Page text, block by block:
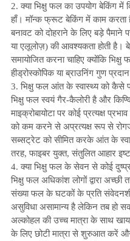
2. क्या भिक्षु फल का उपयोग बेकिंग में
हाँ। मॉन्क फ्रूट बेकिंग में काम करता
बनावट को दोहराने के लिए बड़े पैमाने
या एलूलोज़) की आवश्यकता होती है।
समायोजित करना चाहिए क्योंकि
हीड्रोस्कोपिक या ब्राउनिंग गुण
3. भिक्षु फल आंत के स्वास्थ्य को कैसे
भिक्षु फल स्वयं गैर-कैलोरी है और
माइक्रोबायोटा पर कोई प्रत्यक्ष
को कम करने से अप्रत्यक्ष रूप से
सब्सट्रेट को सीमित करके आंत के
तरह, फाइबर युक्त, संतुलित आहार
4. क्या भिक्षु फल के सेवन से कोई
भिक्षु फल अधिकांश लोगों द्वारा
संख्या फल के घटकों के प्रति
असुविधा असामान्य है लेकिन तब हो
अल्कोहल की उच्च मात्रा के साथ
के लिए छोटी मात्रा से शुरुआत करें